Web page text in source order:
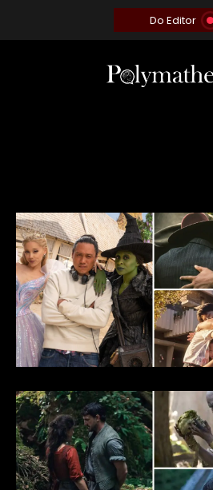
Do Editor